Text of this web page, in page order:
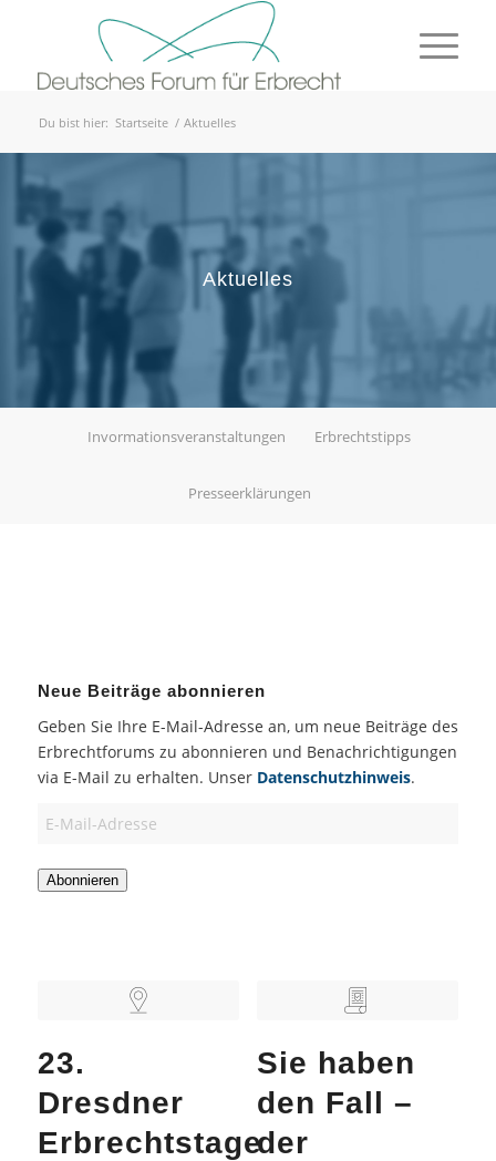
Du bist hier: Startseite / Aktuelles
Aktuelles
Invormationsveranstaltungen Erbrechtstipps
Presseerklärungen
Neue Beiträge abonnieren
Geben Sie Ihre E-Mail-Adresse an, um neue Beiträge des
Erbrechtforums zu abonnieren und Benachrichtigungen
via E-Mail zu erhalten. Unser Datenschutzhinweis.
E-
Adresse
Abonnieren
23.
Dresdner
Erbrechtstage
Sie haben
den Fall –
der